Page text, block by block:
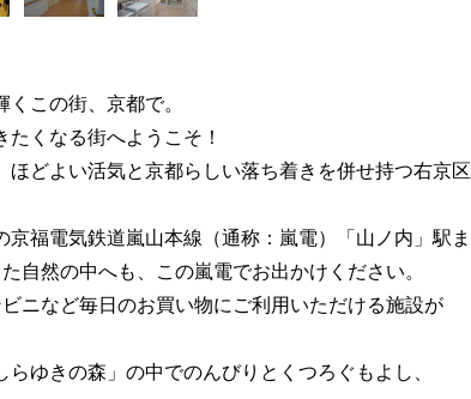
この街、京都で。
くなる街へようこそ！
ほどよい活気と京都らしい落ち着きを併せ持つ右京区
京福電気鉄道嵐山本線（通称：嵐電）「山ノ内」駅
自然の中へも、この嵐電でお出かけください。
ニなど毎日のお買い物にご利用いただける施設が
ゆきの森」の中でのんびりとくつろぐもよし、